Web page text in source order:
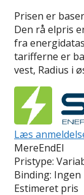
Prisen er
Den rå elpris
fra
tarifferne er
vest, Radius i
Læs
MereEndEl
Pristype:
Binding: Ingen
Estimeret pris